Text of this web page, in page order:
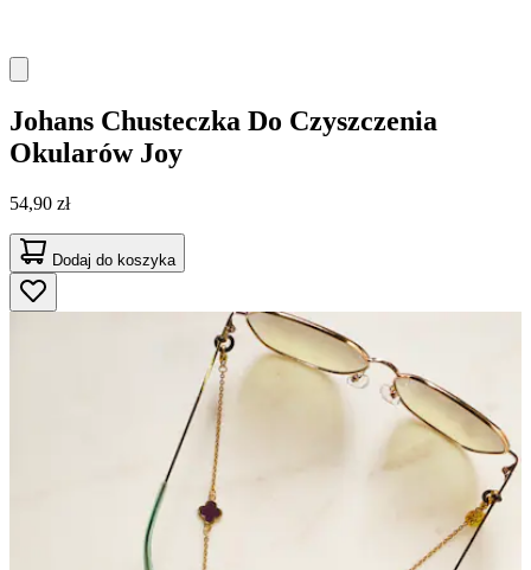
Johans Chusteczka Do Czyszczenia
Okularów Joy
54,90 zł
Dodaj do koszyka